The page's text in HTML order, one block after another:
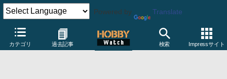
Powered by Translate
カテゴリ 過去記事 検索 Impressサイト